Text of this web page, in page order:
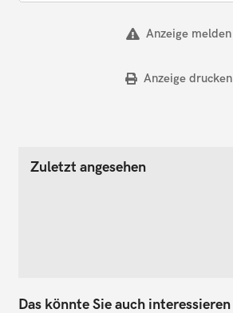
Anzeige melden
Anzeige drucken
Zuletzt angesehen
Das könnte Sie auch interessieren